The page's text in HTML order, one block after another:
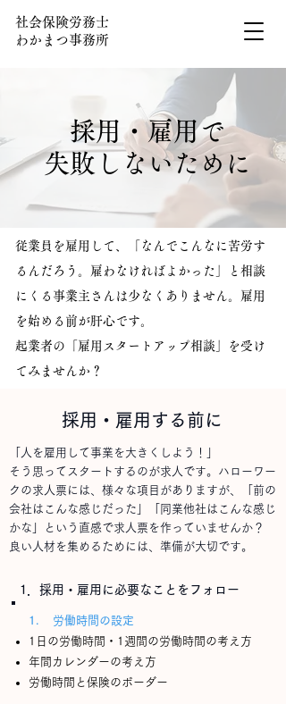
社会保険労務士
わかまつ事務所
採用・雇用で
失敗しないために
従業員を雇用して、「なんでこんなに苦労す
るんだろう。雇わなければよかった」と相談
にくる事業主さんは少なくありません。雇用
を始める前が肝心です。
​起業者の「雇用スタートアップ相談」を受け
てみませんか？
採用・雇用する前に
「人を雇用して事業を大きくしよう！」
そう思ってスタートするのが求人です。ハローワー
クの求人票には、様々な項目がありますが、「前の
会社はこんな感じだった」
「同業他社はこんな感じ
かな」という直感で求人票を作っていませんか？
​良い人材を集めるためには、準備が大切です。
1．採用・雇用に必要なことをフォロー
1. 労働時間の設定
​​1日の労働時間・1週間の労働時間の考え方
年間カレンダーの考え方
労働時間と保険​のボーダー